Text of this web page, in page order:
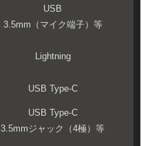
USB
3.5mm（マイク端子）等
Lightning
USB Type-C
USB Type-C
3.5mmジャック（4極）等